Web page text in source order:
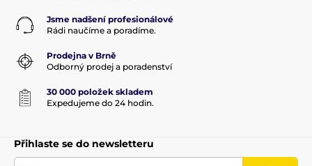
Jsme nadšení profesionálové
Rádi naučíme a poradíme.
Prodejna v Brně
Odborný prodej a poradenství
30 000 položek skladem
Expedujeme do 24 hodin.
Přihlaste se do newsletteru